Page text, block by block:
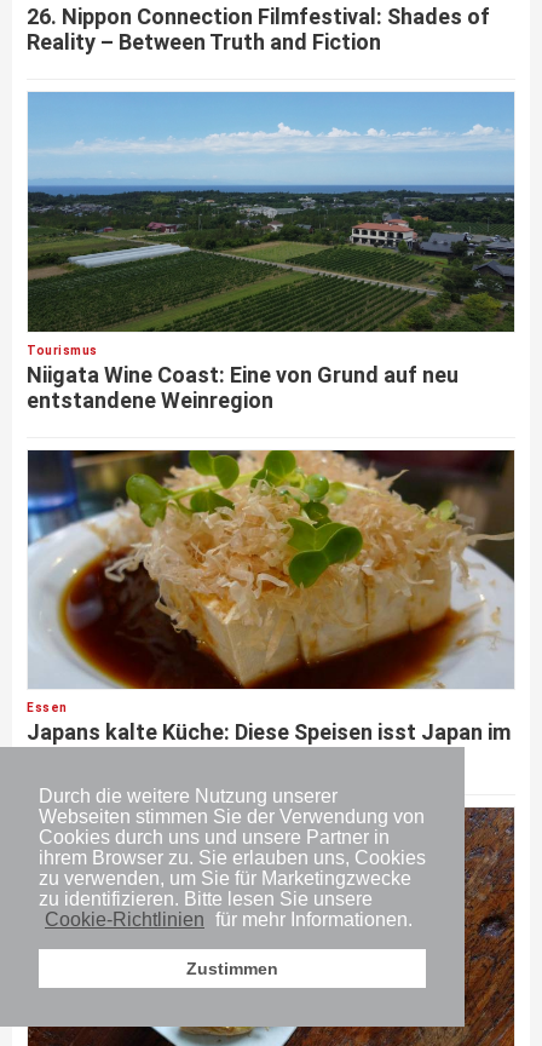
Durch die weitere Nutzung unserer
Webseiten stimmen Sie der Verwendung von
Cookies durch uns und unsere Partner in
ihrem Browser zu. Sie erlauben uns, Cookies
zu verwenden, um Sie für Marketingzwecke
zu identifizieren. Bitte lesen Sie unsere
Cookie-Richtlinien für mehr Informationen.
Zustimmen
26. Nippon Connection Filmfestival: Shades of
Reality – Between Truth and Fiction
Tourismus
Niigata Wine Coast: Eine von Grund auf neu
entstandene Weinregion
Essen
Japans kalte Küche: Diese Speisen isst Japan im